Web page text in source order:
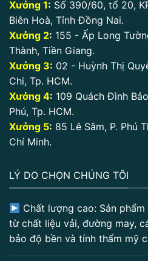
Xưởng 1: Số 390/60, tổ 20,
Biên Hoà, Tỉnh Đồng Nai.
Xưởng 2: 155 - Ấp Long
Thành, Tiền Giang.
Xưởng 3: 02 - Huỳnh Thị
Chi, Tp. HCM.
Xưởng 4: 109 Quách Đình
Phú, Tp. HCM.
Xưởng 5: 85 Lê Sâm, P. Phú
Chí Minh.
LÝ DO CHỌN CHÚNG TÔI
Chất lượng cao: Sản
từ chất liệu vải, đường may,
bảo độ bền và tính thẩm mỹ